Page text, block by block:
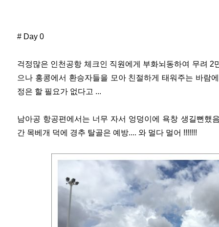
# Day 0
걱정많은 인천공항 체크인 직원에게 부화뇌동하여 무려 2
으나 홍콩에서 환승자들을 모아 친절하게 태워주는 바람
정은 할 필요가 없다고 ...
남아공 항공편에서는 너무 자서 엉덩이에 욕창 생길뻔했
간 목베개 덕에 경추 탈골은 예방.... 와 멀다 멀어 !!!!!!!